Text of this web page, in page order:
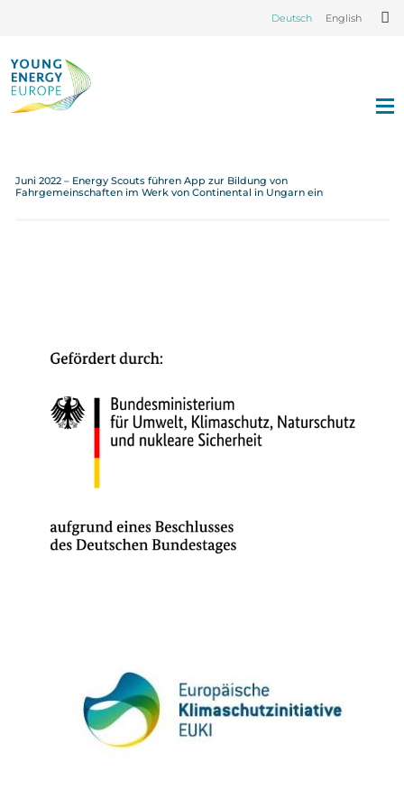
Deutsch English
Juni 2022 – Energy Scouts führen App zur Bildung von
Fahrgemeinschaften im Werk von Continental in Ungarn ein